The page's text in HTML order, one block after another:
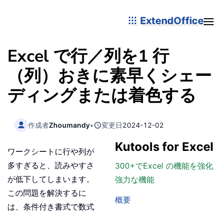
ExtendOffice
Excel で行／列を1 行
（列）おきに素早くシェー
ディングまたは着色する
作成者Zhoumandy• 変更日2024-12-02
Kutools for Excel
300+でExcel の機能を強化
強力な機能
概要
ワークシートに行や列が
多すぎると、読みやすさ
が低下してしまいます。
この問題を解決するに
は、条件付き書式で数式